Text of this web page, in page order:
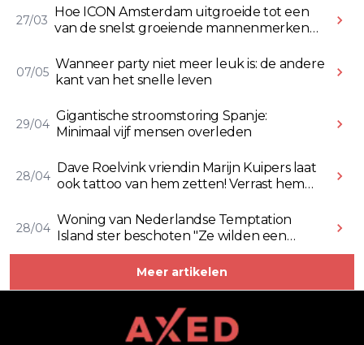
27/03
Hoe ICON Amsterdam uitgroeide tot een
van de snelst groeiende mannenmerken
07/05
Wanneer party niet meer leuk is: de andere
kant van het snelle leven
29/04
Gigantische stroomstoring Spanje:
Minimaal vijf mensen overleden
28/04
Dave Roelvink vriendin Marijn Kuipers laat
ook tattoo van hem zetten! Verrast hem
28/04
Woning van Nederlandse Temptation
Island ster beschoten "Ze wilden een
Rolex stelen" (Video)
Meer artikelen